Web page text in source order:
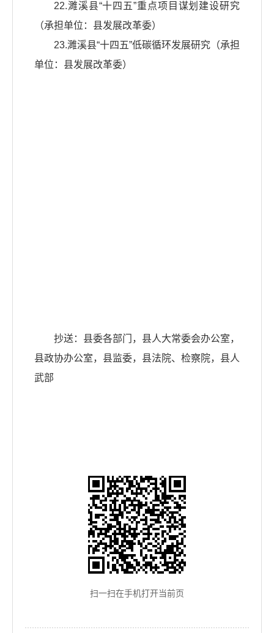
22.濉溪县“十四五”重点项目谋划建设研究
（承担单位：县发展改革委）
23.濉溪县“十四五”低碳循环发展研究（承担
单位：县发展改革委）
抄送：县委各部门，县人大常委会办公室，
县政协办公室，县监委，县法院、检察院，县人
武部
扫一扫在手机打开当前页